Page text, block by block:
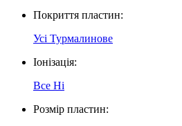
Покриття пластин:
Усі Турмалинове
Іонізація:
Все Ні
Розмір пластин: